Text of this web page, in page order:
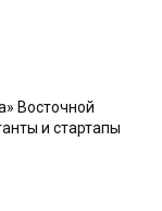
Восточной
и стартапы